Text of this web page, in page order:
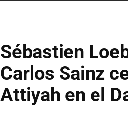
Sébastien
Carlos Sainz
Attiyah en el